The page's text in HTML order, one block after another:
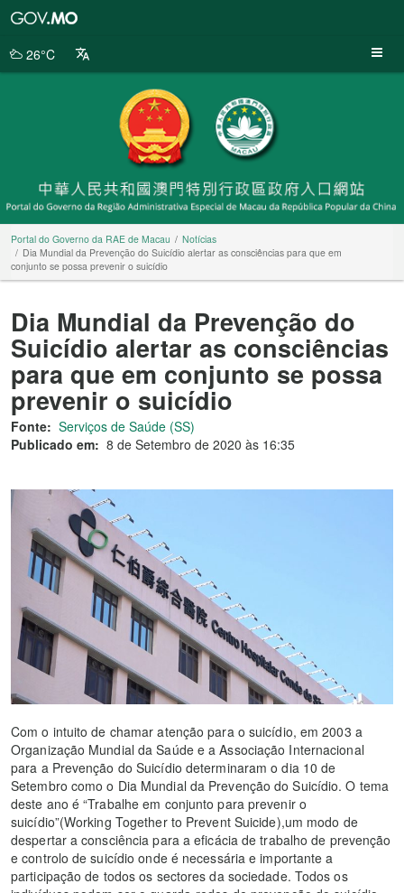
da
26°C
Portal do Governo da RAE de Macau
Notícias
Dia Mundial da Prevenção do Suicídio alertar as consciências para que em
conjunto se possa prevenir o suicídio
Dia Mundial da Prevenção do
Suicídio alertar as consciências
para que em conjunto se possa
prevenir o suicídio
Fonte: Serviços de Saúde (SS)
Publicado em: 8 de Setembro de 2020 às 16:35
Com o intuito de chamar atenção para o suicídio, em 2003 a
Organização Mundial da Saúde e a Associação Internacional
para a Prevenção do Suicídio determinaram o dia 10 de
Setembro como o Dia Mundial da Prevenção do Suicídio. O tema
deste ano é “Trabalhe em conjunto para prevenir o
suicídio”(Working Together to Prevent Suicide),um modo de
despertar a consciência para a eficácia de trabalho de prevenção
e controlo de suicídio onde é necessária e importante a
participação de todos os sectores da sociedade. Todos os